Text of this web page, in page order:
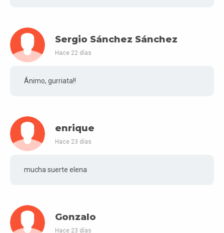
Sergio Sánchez Sánchez
Hace 22 días
Ánimo, gurriata!!
enrique
Hace 23 días
mucha suerte elena
Gonzalo
Hace 23 días